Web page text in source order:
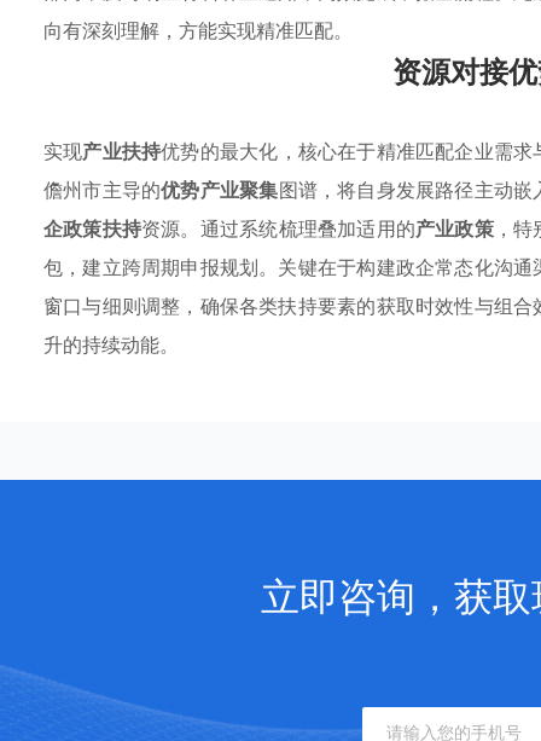
向有深刻理解，方能实现精准匹配。
资源对接
实现产业扶持优势的最大化，核心在于精准匹配企业需
儋州市主导的优势产业聚集图谱，将自身发展路径主动
企政策扶持资源。通过系统梳理叠加适用的产业政策，特
包，建立跨周期申报规划。关键在于构建政企常态化沟
窗口与细则调整，确保各类扶持要素的获取时效性与组
升的持续动能。
立即咨询，获